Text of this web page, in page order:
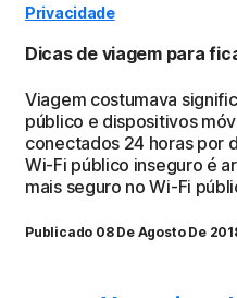
Privacidade
Dicas de viagem para
Viagem costumava
público e dispositivos
conectados 24 horas por
Wi-Fi público inseguro é
mais seguro no Wi-Fi
Publicado 08 De Agosto De